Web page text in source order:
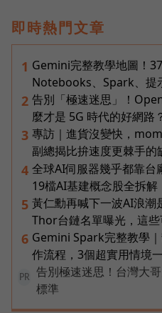
即時熱門文章
1 Gemini完整教學地圖！
Notebooks、Spark、提
2 告別「極速迷思」！
麼才是 5G 時代的好網路
3 專訪｜進貨沒變快，
副總揭比拚速度更棘手的
4 全球AI伺服器幾乎都靠
19檔AI基建概念股全拆解
5 黃仁勳再喊下一波AI浪潮
Thor台鏈名單曝光，這
6 Gemini Spark完整教學
作流程，3個超實用情境
PR
告別極速迷思！台灣大
標準